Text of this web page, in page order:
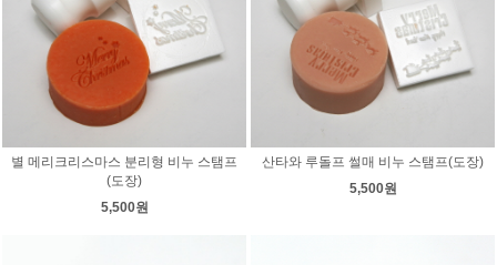
별 메리크리스마스 분리형 비누 스탬프
(도장)
5,500원
산타와 루돌프 썰매 비누 스탬프(도장)
5,500원